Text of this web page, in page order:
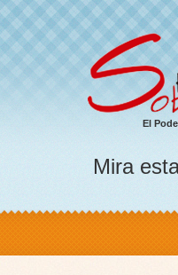
El
Mira